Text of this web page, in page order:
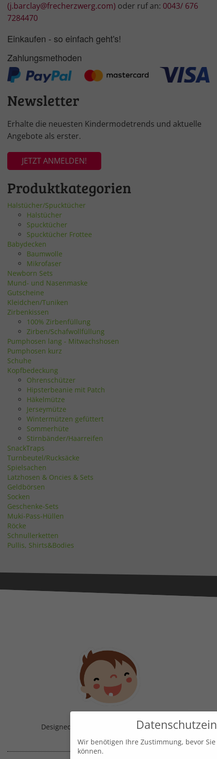
(j.barclay@frecherzwerg.com) oder ruf an: 0043/ 676
7284470
Einkaufen - so einfach geht's!
Zahlungsmethoden
Newsletter
Erhalte die neuesten Kindermodetrends und aktuelle
Angebote als erster.
JETZT ANMELDEN!
Produktkategorien
Halstücher/Spucktücher
Halstücher
Spucktücher
Spucktücher Frottee
Babydecken
Baumwolle
Mikrofaser
Newborn Sets
Mund- und Nasenmaske
Gutscheine
Kleidchen/Tuniken
Zirbenkissen
100% Zirbenfüllung
Zirben/Schafwollfüllung
Pumphosen lang - Mitwachshosen
Pumphosen kurz
Schuhe
Kopfbedeckung
Ohrenschützer
Hipsterbeanie mit Patch
Häkelmütze
Jerseymütze
Wintermützen gefüttert
Sommerhüte
Stirnbänder/Haarreifen
SnackTraps
Turnbeutel/Rucksäcke
Spielsachen
Latzhosen & Oncies & Sets
Geldbörsen
Socken
Geschenke-Sets
Muki-Pass-Hüllen
Röcke
Schnullerketten
Pullis, Shirts&Bodies
Designed & Handmade with in Austria!
Wir benötigen Ihre Zustimmung, bevor
können.